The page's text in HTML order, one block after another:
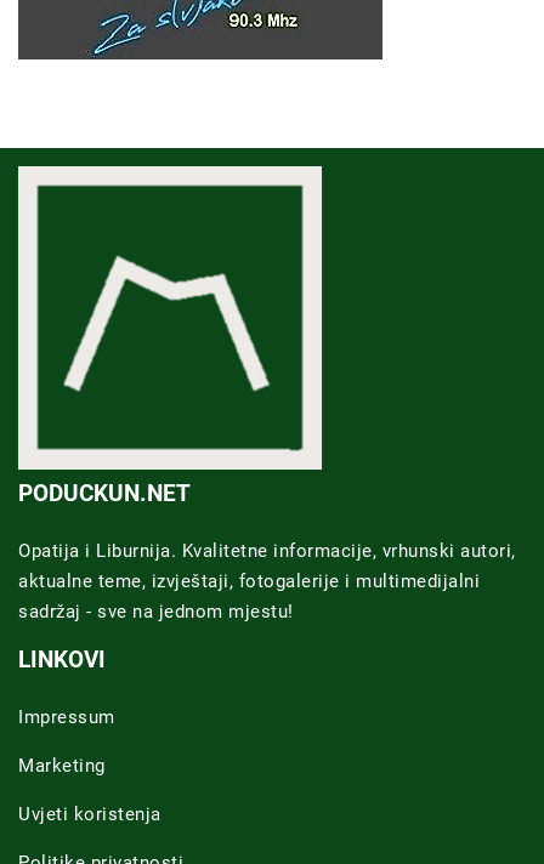
PODUCKUN.NET
Opatija i Liburnija. Kvalitetne informacije, vrhunski autori,
aktualne teme, izvještaji, fotogalerije i multimedijalni
sadržaj - sve na jednom mjestu!
LINKOVI
Impressum
Marketing
Uvjeti koristenja